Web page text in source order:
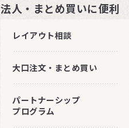
法人・まとめ買いに便利
レイアウト相談
大口注文・まとめ買い
パートナーシップ
プログラム